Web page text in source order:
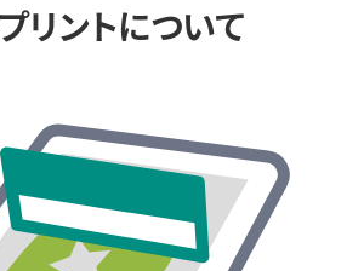
リントについて